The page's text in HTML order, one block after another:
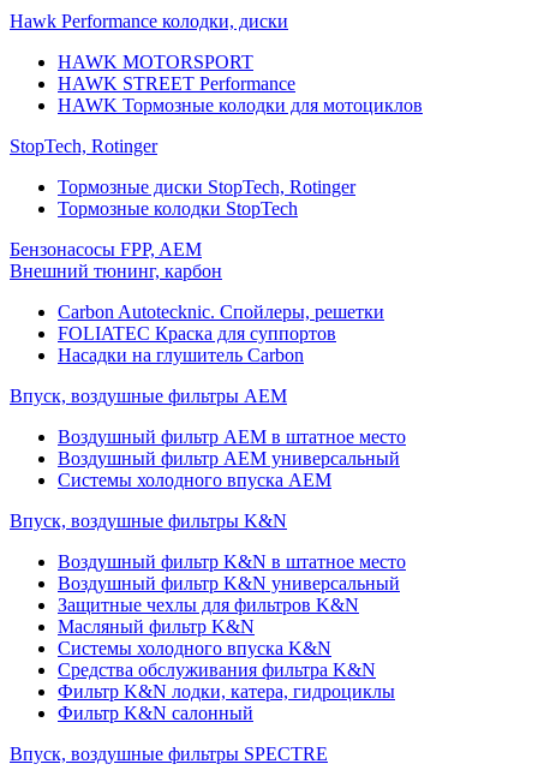
Hawk Performance колодки, диски
HAWK MOTORSPORT
HAWK STREET Performance
HAWK Тормозные колодки для мотоциклов
StopTech, Rotinger
Тормозные диски StopTech, Rotinger
Тормозные колодки StopTech
Бензонасосы FPP, AEM
Внешний тюнинг, карбон
Carbon Autotecknic. Спойлеры, решетки
FOLIATEC Краска для суппортов
Насадки на глушитель Carbon
Впуск, воздушные фильтры AEM
Воздушный фильтр AEM в штатное место
Воздушный фильтр AEM универсальный
Системы холодного впуска AEM
Впуск, воздушные фильтры K&N
Воздушный фильтр K&N в штатное место
Воздушный фильтр K&N универсальный
Защитные чехлы для фильтров K&N
Масляный фильтр K&N
Системы холодного впуска K&N
Средства обслуживания фильтра K&N
Фильтр K&N лодки, катера, гидроциклы
Фильтр K&N салонный
Впуск, воздушные фильтры SPECTRE